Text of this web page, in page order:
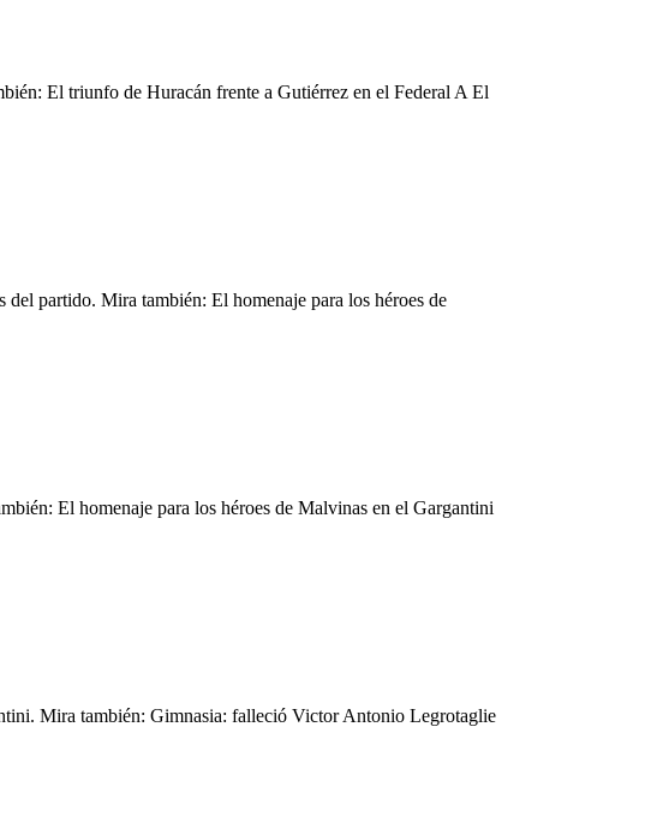
El triunfo de Huracán frente a Gutiérrez en el Federal A El
partido. Mira también: El homenaje para los héroes de
El homenaje para los héroes de Malvinas en el Gargantini
Mira también: Gimnasia: falleció Victor Antonio Legrotaglie